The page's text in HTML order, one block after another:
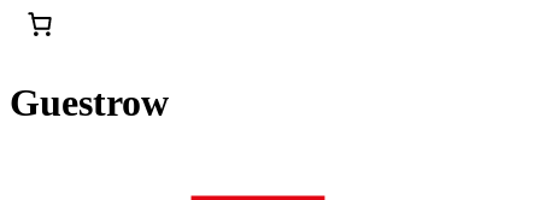
Guestrow